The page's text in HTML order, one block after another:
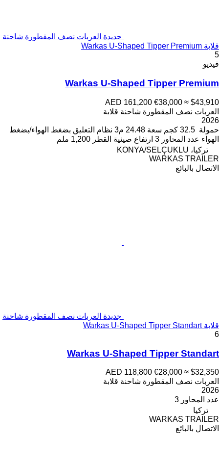
جديدة العربات نصف المقطورة شاحنة
قلابة Warkas U-Shaped Tipper Premium
5
فيديو
Warkas U-Shaped Tipper Premium
AED 161,200 €38,000 ≈ $43,910
العربات نصف المقطورة شاحنة قلابة
2026
حمولة 32.5 كجم سعة 24.48 م3 نظام التعليق بضغط الهواء/بضغط
الهواء عدد المحاور 3 ارتفاع صينية القطر 1,200 ملم
تركيا، KONYA/SELÇUKLU
WARKAS TRAILER
الاتصال بالبائع
جديدة العربات نصف المقطورة شاحنة
قلابة Warkas U-Shaped Tipper Standart
6
Warkas U-Shaped Tipper Standart
AED 118,800 €28,000 ≈ $32,350
العربات نصف المقطورة شاحنة قلابة
2026
عدد المحاور 3
تركيا
WARKAS TRAILER
الاتصال بالبائع